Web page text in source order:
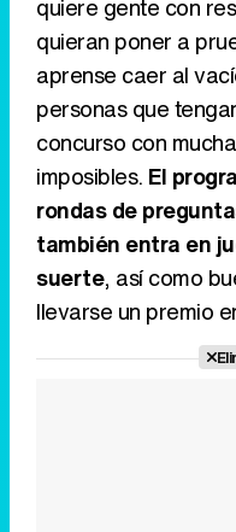
quiere gente con
quieran poner a
aprense caer al
personas que
concurso con
imposibles. El
rondas de
también entra en
suerte, así como
llevarse un premio